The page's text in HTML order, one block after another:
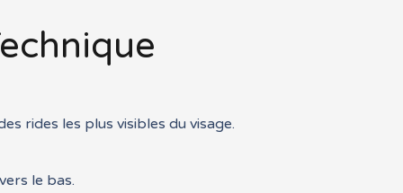
rides les plus visibles du visage.
le bas.